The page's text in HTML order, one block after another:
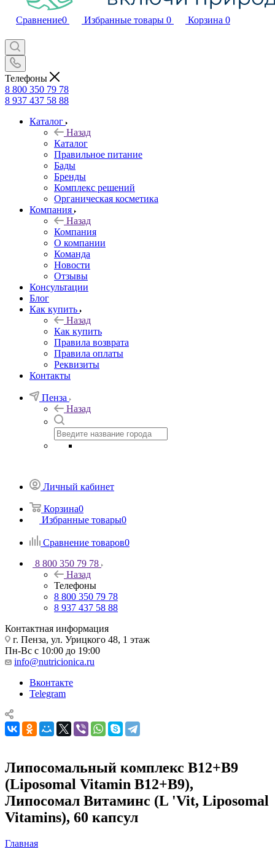
Сравнение0 Избранные товары 0 Корзина 0
Телефоны
8 800 350 79 78
8 937 437 58 88
Каталог
Назад
Каталог
Правильное питание
Бады
Бренды
Комплекс решений
Органическая косметика
Компания
Назад
Компания
О компании
Команда
Новости
Отзывы
Консультации
Блог
Как купить
Назад
Как купить
Правила возврата
Правила оплаты
Реквизиты
Контакты
Пенза
Назад
Личный кабинет
Корзина0
Избранные товары0
Сравнение товаров0
8 800 350 79 78
Назад
Телефоны
8 800 350 79 78
8 937 437 58 88
Контактная информация
г. Пенза, ул. Урицкого 48, 1 этаж
Пн-Вс с 10:00 до 19:00
info@nutricionica.ru
Вконтакте
Telegram
Липосомальный комплекс В12+В9
(Liposomal Vitamin В12+В9),
Липосомал Витаминс (L 'Vit, Liposomal
Vitamins), 60 капсул
Главная